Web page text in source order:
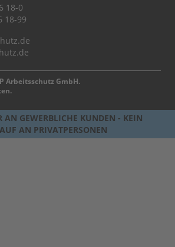
18-0
18-99
Arbeitsschutz GmbH.
AN GEWERBLICHE KUNDEN - KEIN
AN PRIVATPERSONEN